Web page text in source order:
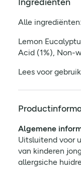
Alle ingrediënten:
Lemon
Acid (1%), Non-
Lees voor
Algemene
Uitsluitend voor
van kinderen
allergsiche